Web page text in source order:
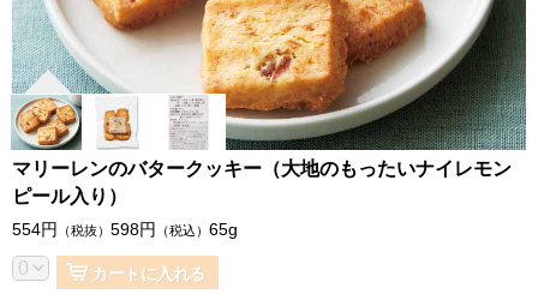
マリーレンのバタークッキー（大地のもったいナイレモン
ピール入り）
554円 （税抜） 598円 （税込） 65g
カートに入れる